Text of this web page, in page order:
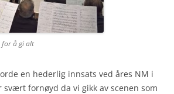
for å gi alt
en hederlig innsats ved åres NM i
svært fornøyd da vi gikk av scenen som